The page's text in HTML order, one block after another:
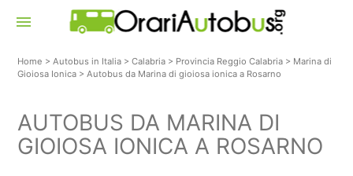
menu
Home >Autobus in Italia >Calabria > Provincia Reggio Calabria > Marina di
Gioiosa Ionica >Autobus da Marina di gioiosa ionica a Rosarno
AUTOBUS DA MARINA DI
GIOIOSA IONICA A ROSARNO